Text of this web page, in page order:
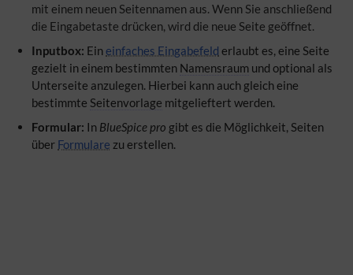
mit einem neuen Seitennamen aus. Wenn Sie anschließend
die Eingabetaste drücken, wird die neue Seite geöffnet.
Inputbox: Eineinfaches Eingabefeld erlaubt es, eine Seite
gezielt in einem bestimmten Namensraum und optional als
Unterseite anzulegen. Hierbei kann auch gleich eine
bestimmte Seitenvorlage mitgelieftert werden.
Formular: In BlueSpice pro gibt es die Möglichkeit, Seiten
über Formulare zu erstellen.